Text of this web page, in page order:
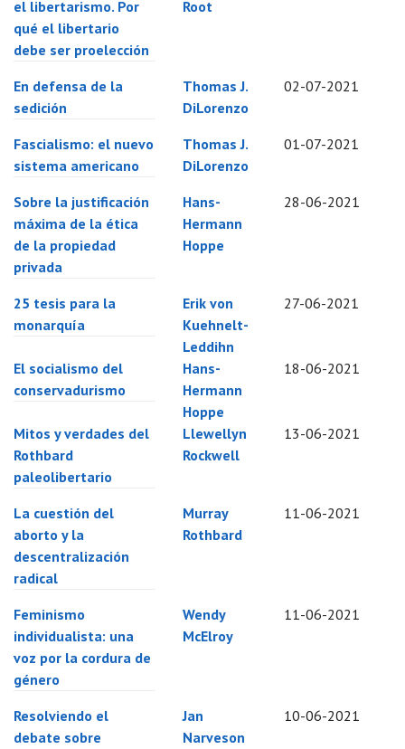
el libertarismo. Por
qué el libertario
debe ser proelección
Root
En defensa de la
sedición
Thomas J.
DiLorenzo
02-07-2021
Fascialismo: el nuevo
sistema americano
Thomas J.
DiLorenzo
01-07-2021
Sobre la justificación
máxima de la ética
de la propiedad
privada
Hans-
Hermann
Hoppe
28-06-2021
25 tesis para la
monarquía
Erik von
Kuehnelt-
Leddihn
27-06-2021
El socialismo del
conservadurismo
Hans-
Hermann
Hoppe
18-06-2021
Mitos y verdades del
Rothbard
paleolibertario
Llewellyn
Rockwell
13-06-2021
La cuestión del
aborto y la
descentralización
radical
Murray
Rothbard
11-06-2021
Feminismo
individualista: una
voz por la cordura de
género
Wendy
McElroy
11-06-2021
Resolviendo el
debate sobre
Jan
Narveson
10-06-2021